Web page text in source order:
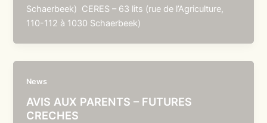
Schaerbeek) CERES – 63 lits (rue de l’Agriculture,
110-112 à 1030 Schaerbeek)
News
AVIS AUX PARENTS – FUTURES
CRECHES